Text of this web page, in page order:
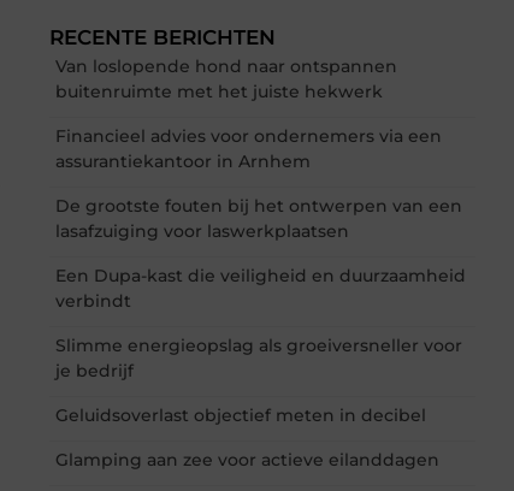
RECENTE BERICHTEN
Van loslopende hond naar ontspannen
buitenruimte met het juiste hekwerk
Financieel advies voor ondernemers via een
assurantiekantoor in Arnhem
De grootste fouten bij het ontwerpen van een
lasafzuiging voor laswerkplaatsen
Een Dupa-kast die veiligheid en duurzaamheid
verbindt
Slimme energieopslag als groeiversneller voor
je bedrijf
Geluidsoverlast objectief meten in decibel
Glamping aan zee voor actieve eilanddagen